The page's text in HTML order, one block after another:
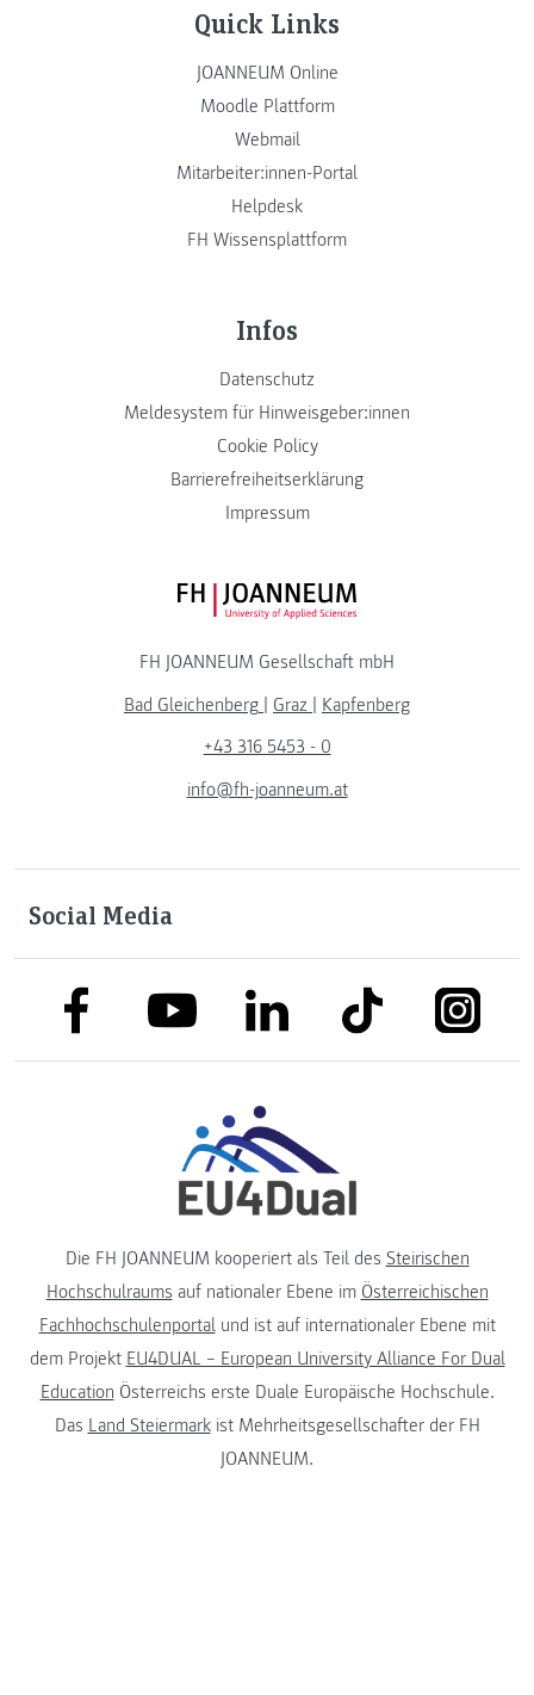
Quick Links
JOANNEUM Online
Moodle Plattform
Webmail
Mitarbeiter:innen-Portal
Helpdesk
FH Wissensplattform
Infos
Datenschutz
Meldesystem für Hinweisgeber:innen
Cookie Policy
Barrierefreiheitserklärung
Impressum
FH JOANNEUM Logo
FH JOANNEUM Gesellschaft mbH
Bad Gleichenberg | Graz | Kapfenberg
+43 316 5453 - 0
info@fh-joanneum.at
Social Media
link to facebooklink to youtubelink to linkedinlink to tiktok link to
Die FH JOANNEUM kooperiert als Teil des Steirischen
Hochschulraums auf nationaler Ebene im Österreichischen
Fachhochschulenportalund ist auf internationaler Ebene mit
dem Projekt EU4DUAL – European University Alliance For Dual
Education Österreichs erste Duale Europäische Hochschule.
Das Land Steiermarkist Mehrheitsgesellschafter der FH
JOANNEUM.